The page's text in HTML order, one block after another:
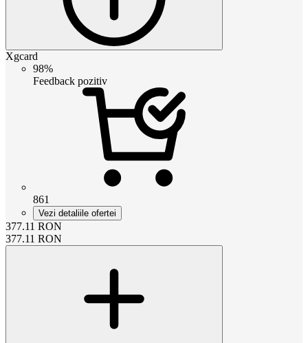
Xgcard
98%
Feedback pozitiv
861
Vezi detaliile ofertei
377.11 RON
377.11 RON